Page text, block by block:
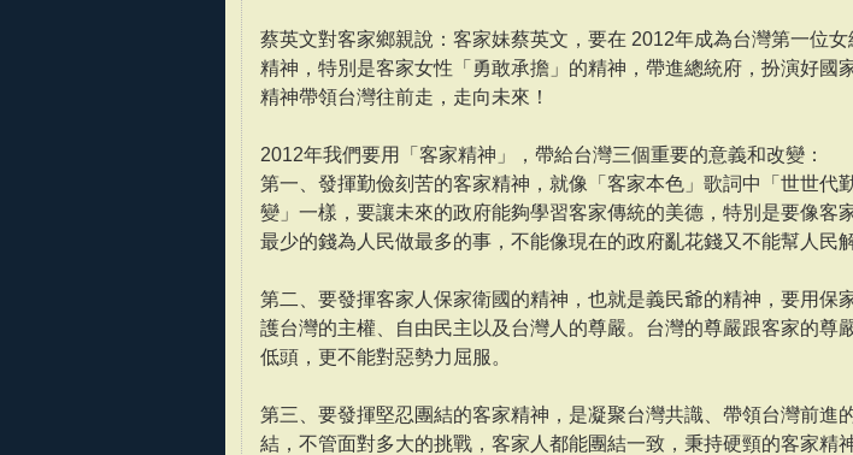
蔡英文對客家鄉親說：客家妹蔡英文，要在 2012年成為台灣第一位
精神，特別是客家女性「勇敢承擔」的精神，帶進總統府，扮演好國
精神帶領台灣往前走，走向未來！
2012年我們要用「客家精神」，帶給台灣三個重要的意義和改變：
第一、發揮勤儉刻苦的客家精神，就像「客家本色」歌詞中「世世代
變」一樣，要讓未來的政府能夠學習客家傳統的美德，特別是要像客
最少的錢為人民做最多的事，不能像現在的政府亂花錢又不能幫人民
第二、要發揮客家人保家衛國的精神，也就是義民爺的精神，要用保
護台灣的主權、自由民主以及台灣人的尊嚴。台灣的尊嚴跟客家的尊
低頭，更不能對惡勢力屈服。
第三、要發揮堅忍團結的客家精神，是凝聚台灣共識、帶領台灣前進
結，不管面對多大的挑戰，客家人都能團結一致，秉持硬頸的客家精